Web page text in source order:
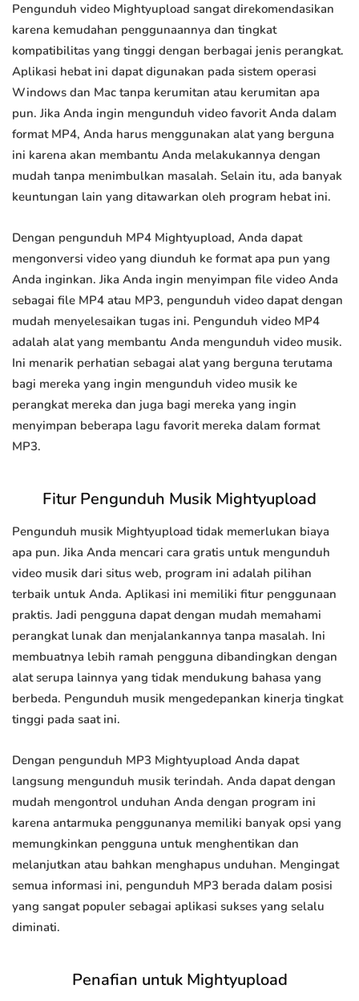
Pengunduh video Mightyupload sangat direkomendasikan
karena kemudahan penggunaannya dan tingkat
kompatibilitas yang tinggi dengan berbagai jenis perangkat.
Aplikasi hebat ini dapat digunakan pada sistem operasi
Windows dan Mac tanpa kerumitan atau kerumitan apa
pun. Jika Anda ingin mengunduh video favorit Anda dalam
format MP4, Anda harus menggunakan alat yang berguna
ini karena akan membantu Anda melakukannya dengan
mudah tanpa menimbulkan masalah. Selain itu, ada banyak
keuntungan lain yang ditawarkan oleh program hebat ini.
Dengan pengunduh MP4 Mightyupload, Anda dapat
mengonversi video yang diunduh ke format apa pun yang
Anda inginkan. Jika Anda ingin menyimpan file video Anda
sebagai file MP4 atau MP3, pengunduh video dapat dengan
mudah menyelesaikan tugas ini. Pengunduh video MP4
adalah alat yang membantu Anda mengunduh video musik.
Ini menarik perhatian sebagai alat yang berguna terutama
bagi mereka yang ingin mengunduh video musik ke
perangkat mereka dan juga bagi mereka yang ingin
menyimpan beberapa lagu favorit mereka dalam format
MP3.
Fitur Pengunduh Musik Mightyupload
Pengunduh musik Mightyupload tidak memerlukan biaya
apa pun. Jika Anda mencari cara gratis untuk mengunduh
video musik dari situs web, program ini adalah pilihan
terbaik untuk Anda. Aplikasi ini memiliki fitur penggunaan
praktis. Jadi pengguna dapat dengan mudah memahami
perangkat lunak dan menjalankannya tanpa masalah. Ini
membuatnya lebih ramah pengguna dibandingkan dengan
alat serupa lainnya yang tidak mendukung bahasa yang
berbeda. Pengunduh musik mengedepankan kinerja tingkat
tinggi pada saat ini.
Dengan pengunduh MP3 Mightyupload Anda dapat
langsung mengunduh musik terindah. Anda dapat dengan
mudah mengontrol unduhan Anda dengan program ini
karena antarmuka penggunanya memiliki banyak opsi yang
memungkinkan pengguna untuk menghentikan dan
melanjutkan atau bahkan menghapus unduhan. Mengingat
semua informasi ini, pengunduh MP3 berada dalam posisi
yang sangat populer sebagai aplikasi sukses yang selalu
diminati.
Penafian untuk Mightyupload